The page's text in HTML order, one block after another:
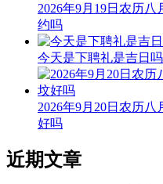
福神：正南 月支：未土 年
阴贵神：西南 物候：蟋蟀
今天不可以拆墙
根据该日的黄历信息分析可
民间说法来看，黑道日不利
影响，云玥取名网请您可以
2026年9月19日农历
约吗
今天是下聘礼是吉日
2026年9月20日农历
好吗
近期文章